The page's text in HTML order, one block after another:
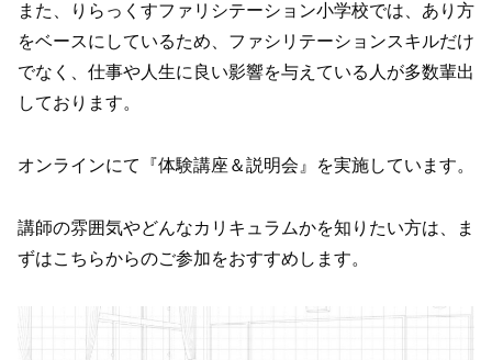
また、りらっくすファリシテーション小学校では、あり方
をベースにしているため、ファシリテーションスキルだけ
でなく、仕事や人生に良い影響を与えている人が多数輩出
しております。
オンラインにて『体験講座＆説明会』を実施しています。
講師の雰囲気やどんなカリキュラムかを知りたい方は、ま
ずはこちらからのご参加をおすすめします。